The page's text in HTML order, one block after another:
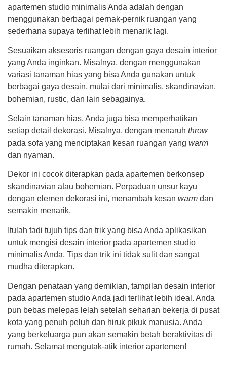
apartemen studio minimalis Anda adalah dengan
menggunakan berbagai pernak-pernik ruangan yang
sederhana supaya terlihat lebih menarik lagi.
Sesuaikan aksesoris ruangan dengan gaya desain interior
yang Anda inginkan. Misalnya, dengan menggunakan
variasi tanaman hias yang bisa Anda gunakan untuk
berbagai gaya desain, mulai dari minimalis, skandinavian,
bohemian, rustic, dan lain sebagainya.
Selain tanaman hias, Anda juga bisa memperhatikan
setiap detail dekorasi. Misalnya, dengan menaruh throw
pada sofa yang menciptakan kesan ruangan yang warm
dan nyaman.
Dekor ini cocok diterapkan pada apartemen berkonsep
skandinavian atau bohemian. Perpaduan unsur kayu
dengan elemen dekorasi ini, menambah kesan warm dan
semakin menarik.
Itulah tadi tujuh tips dan trik yang bisa Anda aplikasikan
untuk mengisi desain interior pada apartemen studio
minimalis Anda. Tips dan trik ini tidak sulit dan sangat
mudha diterapkan.
Dengan penataan yang demikian, tampilan desain interior
pada apartemen studio Anda jadi terlihat lebih ideal. Anda
pun bebas melepas lelah setelah seharian bekerja di pusat
kota yang penuh peluh dan hiruk pikuk manusia. Anda
yang berkeluarga pun akan semakin betah beraktivitas di
rumah. Selamat mengutak-atik interior apartemen!